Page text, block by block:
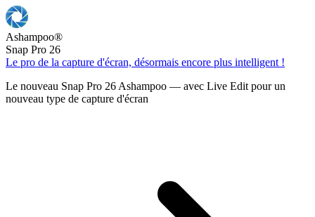
Ashampoo®
Snap Pro 26
Le pro de la capture d'écran, désormais encore plus intelligent !
Le nouveau Snap Pro 26 Ashampoo — avec Live Edit pour un
nouveau type de capture d'écran